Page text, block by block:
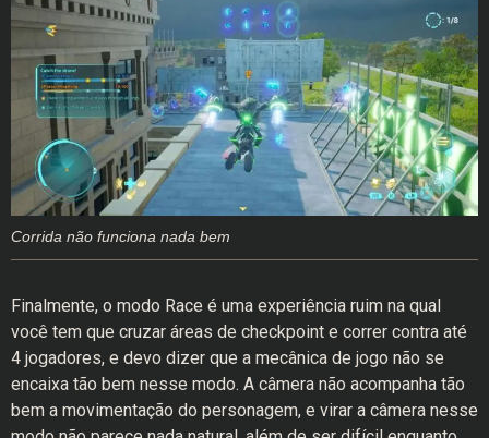
Corrida não funciona nada bem
Finalmente, o modo Race é uma experiência ruim na qual
você tem que cruzar áreas de checkpoint e correr contra até
4 jogadores, e devo dizer que a mecânica de jogo não se
encaixa tão bem nesse modo. A câmera não acompanha tão
bem a movimentação do personagem, e virar a câmera nesse